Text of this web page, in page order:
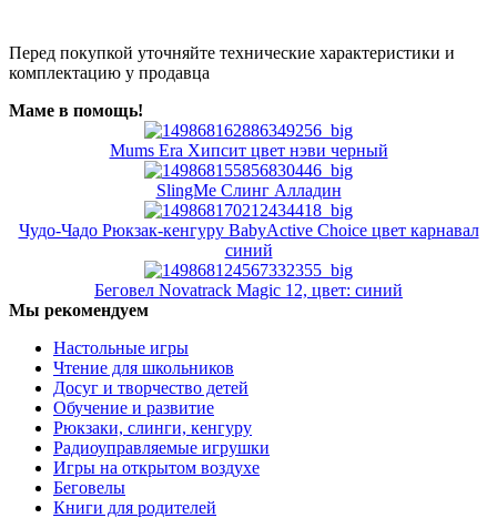
Перед покупкой уточняйте технические характеристики и
комплектацию у продавца
Маме в помощь!
Mums Era Хипсит цвет нэви черный
SlingMe Слинг Алладин
Чудо-Чадо Рюкзак-кенгуру BabyActive Choice цвет карнавал
синий
Беговел Novatrack Magic 12, цвет: синий
Мы рекомендуем
Настольные игры
Чтение для школьников
Досуг и творчество детей
Обучение и развитие
Рюкзаки, слинги, кенгуру
Радиоуправляемые игрушки
Игры на открытом воздухе
Беговелы
Книги для родителей